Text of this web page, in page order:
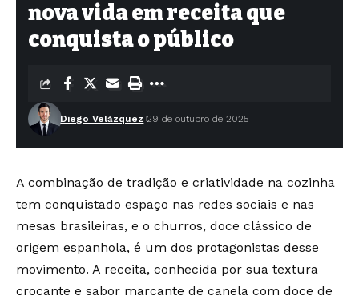
nova vida em receita que
conquista o público
Diego Velázquez 29 de outubro de 2025
A combinação de tradição e criatividade na cozinha
tem conquistado espaço nas redes sociais e nas
mesas brasileiras, e o churros, doce clássico de
origem espanhola, é um dos protagonistas desse
movimento. A receita, conhecida por sua textura
crocante e sabor marcante de canela com doce de